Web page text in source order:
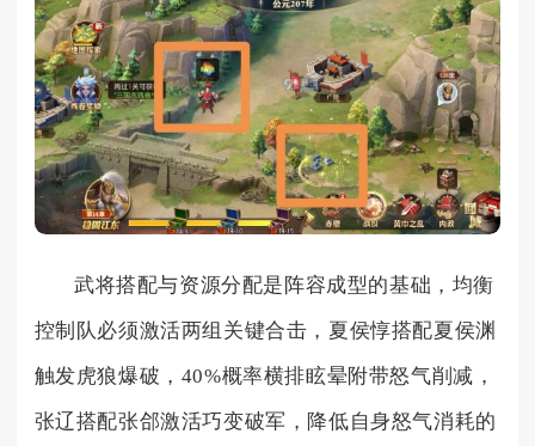
武将搭配与资源分配是阵容成型的基础，均衡
控制队必须激活两组关键合击，夏侯惇搭配夏侯渊
触发虎狼爆破，40%概率横排眩晕附带怒气削减，
张辽搭配张郃激活巧变破军，降低自身怒气消耗的